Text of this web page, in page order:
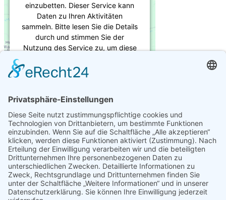
einzubetten. Dieser Service kann
Daten zu Ihren Aktivitäten
sammeln. Bitte lesen Sie die Details
durch und stimmen Sie der
Nutzung des Service zu, um diese
powered byUsercentrics Consent
Management Platform&eRecht24
Impressum
Datenschutz
Kontakt
Impressum
Datenschutz
Kontakt
Leistungen